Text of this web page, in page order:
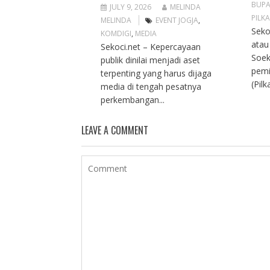
JULY 9, 2026
MELINDA
MELINDA
EVENT JOGJA,
KOMDIGI, MEDIA
Sekoci.net – Kepercayaan
publik dinilai menjadi aset
terpenting yang harus dijaga
media di tengah pesatnya
perkembangan...
LEAVE A COMMENT